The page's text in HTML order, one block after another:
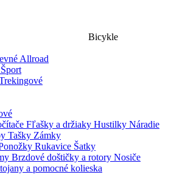
Bicykle
Allroad
Šport
Fľašky a držiaky Hustilky Náradie
Tašky Zámky
Rukavice Šatky
Brzdové doštičky a rotory Nosiče
a pomocné kolieska